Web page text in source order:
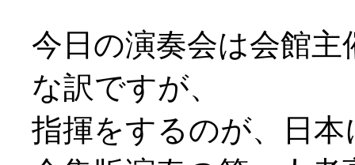
今日の演奏会は会館
な訳ですが、
指揮をするのが、日